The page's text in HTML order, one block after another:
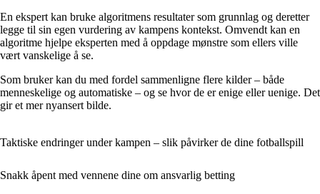
En ekspert kan bruke algoritmens resultater som grunnlag og deretter
legge til sin egen vurdering av kampens kontekst. Omvendt kan en
algoritme hjelpe eksperten med å oppdage mønstre som ellers ville
vært vanskelige å se.
Som bruker kan du med fordel sammenligne flere kilder – både
menneskelige og automatiske – og se hvor de er enige eller uenige. Det
gir et mer nyansert bilde.
Taktiske endringer under kampen – slik påvirker de dine fotballspill
Snakk åpent med vennene dine om ansvarlig betting